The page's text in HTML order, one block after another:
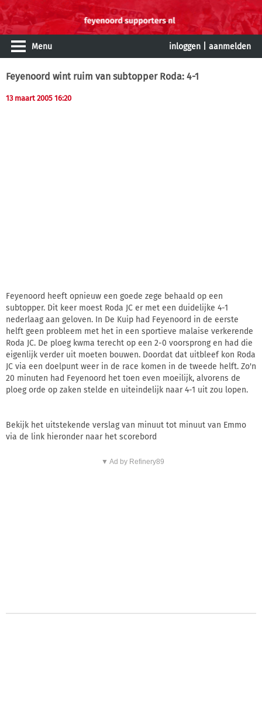
Menu inloggen aanmelden
Feyenoord wint ruim van subtopper Roda: 4-1
13 maart 2005 16:20
Feyenoord heeft opnieuw een goede zege behaald op een
subtopper. Dit keer moest Roda JC er met een duidelijke 4-1
nederlaag aan geloven. In De Kuip had Feyenoord in de eerste
helft geen probleem met het in een sportieve malaise verkerende
Roda JC. De ploeg kwma terecht op een 2-0 voorsprong en had die
eigenlijk verder uit moeten bouwen. Doordat dat uitbleef kon Roda
JC via een doelpunt weer in de race komen in de tweede helft. Zo'n
20 minuten had Feyenoord het toen even moeilijk, alvorens de
ploeg orde op zaken stelde en uiteindelijk naar 4-1 uit zou lopen.
Bekijk het uitstekende verslag van minuut tot minuut van Emmo
via de link hieronder naar het scorebord
▼ Ad by Refinery89